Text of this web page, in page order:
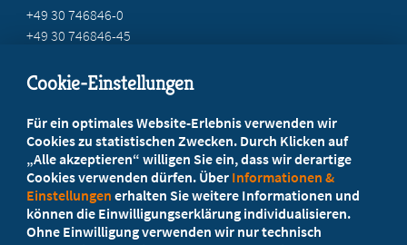
+49 30 746846-0
+49 30 746846-45
Ihr Landesverband berät Sie!
Ansprechpartner
Cookie-Einstellungen
Für ein optimales Website-Erlebnis verwenden wir
Cookies zu statistischen Zwecken. Durch Klicken auf
„Alle akzeptieren“ willigen Sie ein, dass wir derartige
Cookies verwenden dürfen. Über Informationen &
Einstellungen erhalten Sie weitere Informationen und
können die Einwilligungserklärung individualisieren.
Ohne Einwilligung verwenden wir nur technisch